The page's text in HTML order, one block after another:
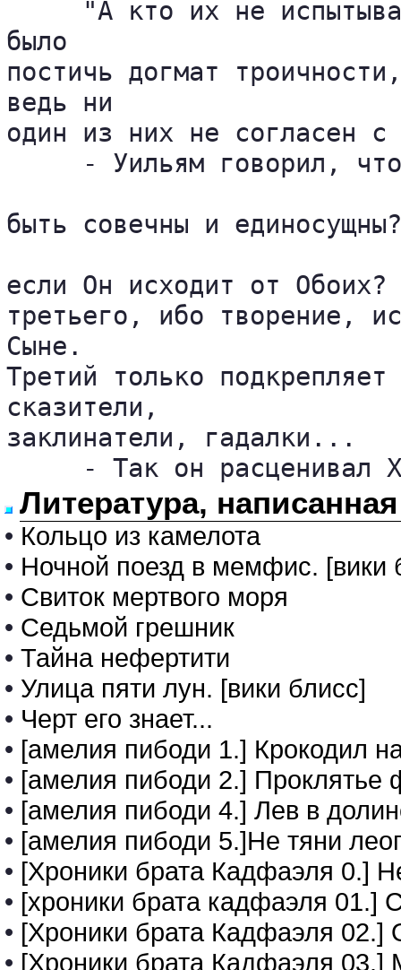
"А кто их не
было
постичь догмат
ведь ни
один из них не согласен с
- Уильям говорил,
быть совечны и
если Он исходит от
третьего, ибо творение,
Сыне.
Третий только
сказители,
заклинатели, гадалки...
- Так он расценивал
Литература,
• Кольцо из камелота
• Ночной поезд в мемфис. [вики
• Свиток мертвого моря
• Седьмой грешник
• Тайна нефертити
• Улица пяти лун. [вики блисс]
• Черт его знает...
• [амелия пибоди 1.] Крокодил
• [амелия пибоди 2.] Проклятье
• [амелия пибоди 4.] Лев в
• [амелия пибоди 5.]Не тяни
• [Хроники брата Кадфаэля 0.]
• [хроники брата кадфаэля 01.]
• [Хроники брата Кадфаэля 02.]
• [Хроники брата Кадфаэля